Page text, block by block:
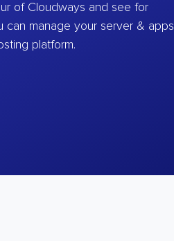
of Cloudways and see for
can manage your server & apps
platform.